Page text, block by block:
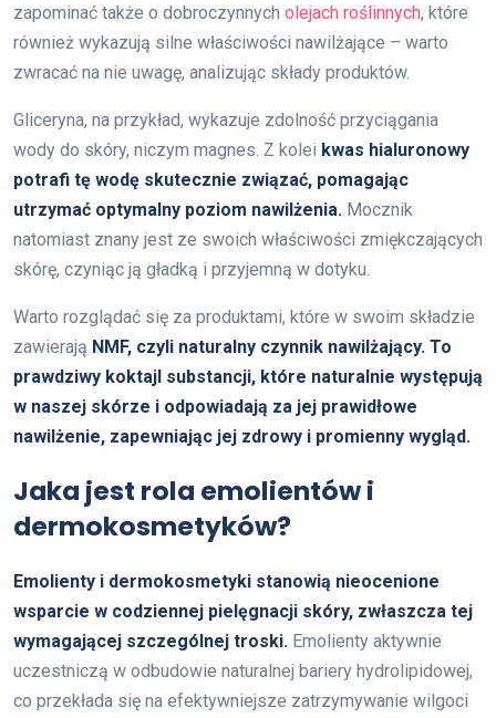
zapominać także o dobroczynnych olejach roślinnych, które
również wykazują silne właściwości nawilżające – warto
zwracać na nie uwagę, analizując składy produktów.
Gliceryna, na przykład, wykazuje zdolność przyciągania
wody do skóry, niczym magnes. Z kolei kwas hialuronowy
potrafi tę wodę skutecznie związać, pomagając
utrzymać optymalny poziom nawilżenia. Mocznik
natomiast znany jest ze swoich właściwości zmiękczających
skórę, czyniąc ją gładką i przyjemną w dotyku.
Warto rozglądać się za produktami, które w swoim składzie
zawierają NMF, czyli naturalny czynnik nawilżający. To
prawdziwy koktajl substancji, które naturalnie występują
w naszej skórze i odpowiadają za jej prawidłowe
nawilżenie, zapewniając jej zdrowy i promienny wygląd.
Jaka jest rola emolientów i
dermokosmetyków?
Emolienty i dermokosmetyki stanowią nieocenione
wsparcie w codziennej pielęgnacji skóry, zwłaszcza tej
wymagającej szczególnej troski. Emolienty aktywnie
uczestniczą w odbudowie naturalnej bariery hydrolipidowej,
co przekłada się na efektywniejsze zatrzymywanie wilgoci